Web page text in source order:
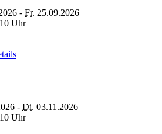
- Fr. 25.09.2026
Uhr
- Di. 03.11.2026
Uhr